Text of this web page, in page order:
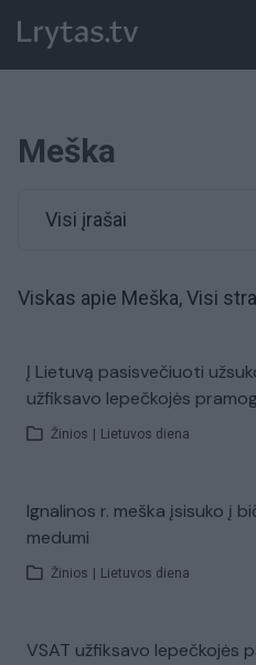
Meška
Visi įrašai
Viskas apie Meška, Visi
Į Lietuvą pasisvečiuoti
užfiksavo lepečkojės
Žinios Lietuvos diena
Ignalinos r. meška įsisuko į
medumi
Žinios Lietuvos diena
VSAT užfiksavo lepečkojės